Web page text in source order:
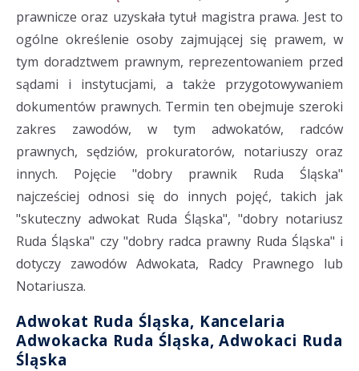
prawnicze oraz uzyskała tytuł magistra prawa. Jest to
ogólne określenie osoby zajmującej się prawem, w
tym doradztwem prawnym, reprezentowaniem przed
sądami i instytucjami, a także przygotowywaniem
dokumentów prawnych. Termin ten obejmuje szeroki
zakres zawodów, w tym adwokatów, radców
prawnych, sędziów, prokuratorów, notariuszy oraz
innych. Pojęcie "dobry prawnik Ruda Śląska"
najcześciej odnosi się do innych pojęć, takich jak
"skuteczny adwokat Ruda Śląska", "dobry notariusz
Ruda Śląska" czy "dobry radca prawny Ruda Śląska" i
dotyczy zawodów Adwokata, Radcy Prawnego lub
Notariusza.
Adwokat Ruda Śląska, Kancelaria
Adwokacka Ruda Śląska, Adwokaci Ruda
Śląska